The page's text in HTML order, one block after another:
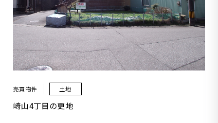
売買物件 土地
崎山4丁目の更地